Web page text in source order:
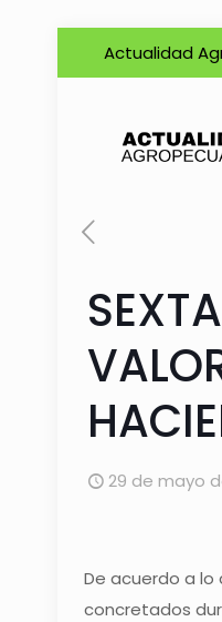
Actualidad
29 de mayo
De acuerdo a lo
concretados